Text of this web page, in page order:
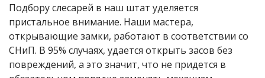
Подбору слесарей в наш штат уделяется
пристальное внимание. Наши мастера,
открывающие замки, работают в соответствии со
СНиП. В 95% случаях, удается открыть засов без
повреждений, а это значит, что не придется в